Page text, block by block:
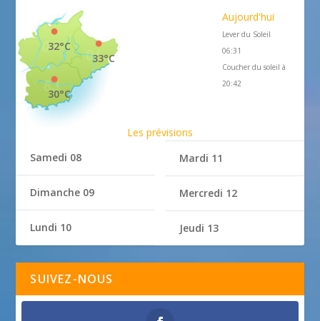
33°C
32°C
30°C
Aujourd'hui
Lever du Soleil
06:31
Coucher du soleil à
20:42
Les prévisions
Samedi 08
Dimanche 09
Lundi 10
Mardi 11
Mercredi 12
Jeudi 13
SUIVEZ-NOUS